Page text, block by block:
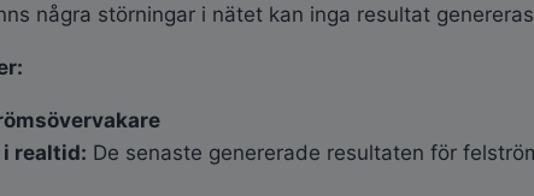
några störningar i nätet kan inga resultat
realtid: De senaste genererade resultaten för